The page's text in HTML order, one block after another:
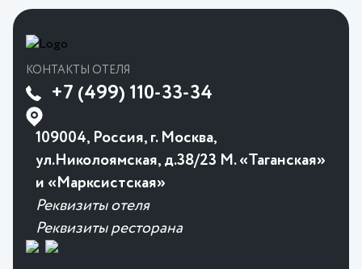
КОНТАКТЫ ОТЕЛЯ
+7 (499) 110-33-34
109004, Россия, г. Москва,
ул.Николоямская, д.38/23 М. «Таганская»
и «Марксистская»
Реквизиты отеля
Реквизиты ресторана